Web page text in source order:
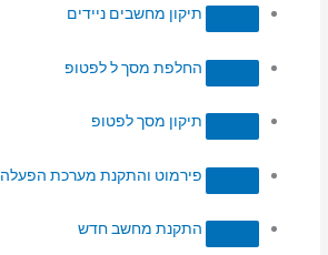
תיקון מחשבים ניידים
החלפת מסך ל לפטופ
תיקון מסך לפטופ
פירמוט והתקנת מערכת הפעלה
התקנת מחשב חדש